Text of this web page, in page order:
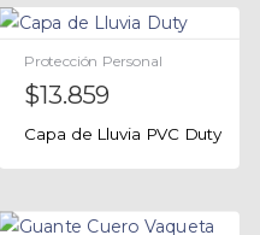
Protección Personal
$13.859
Capa de Lluvia PVC Duty